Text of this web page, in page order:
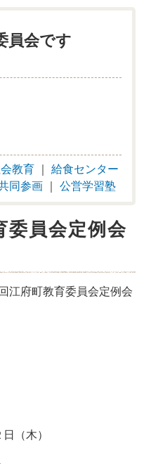
員会です
教育 ｜給食センター
同参画 ｜公営学習塾
委員会定例会
江府町教育委員会定例会
（木）